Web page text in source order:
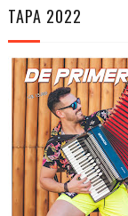
TAPA 2022